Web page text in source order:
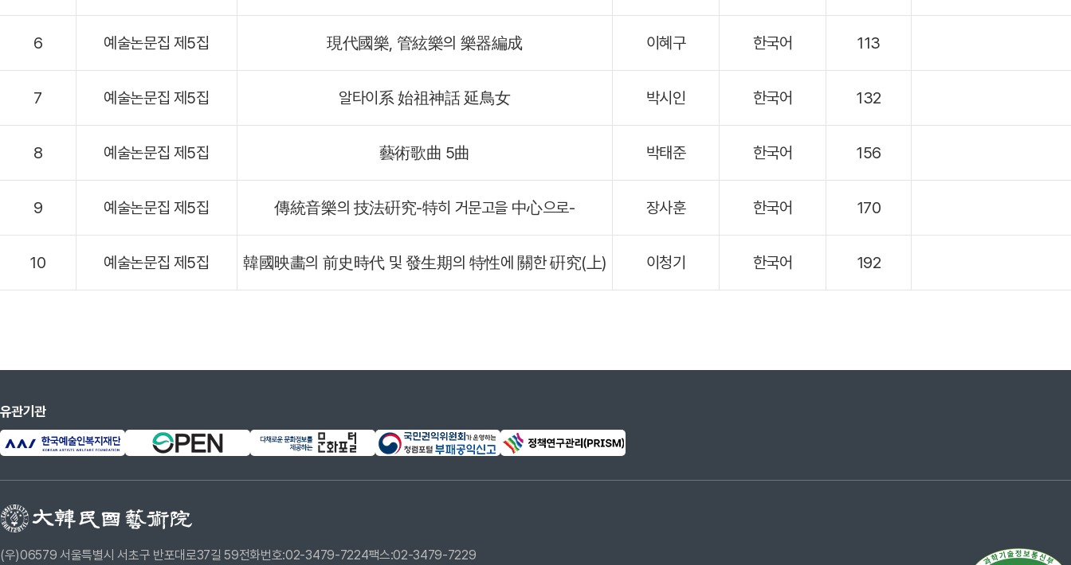
6 예술논문집 제5집 現代國樂, 管絃樂의 樂器編成 이혜구 한국어 113
7 예술논문집 제5집 알타이系 始祖神話 延鳥女 박시인 한국어 132
8 예술논문집 제5집 藝術歌曲 5曲 박태준 한국어 156
9 예술논문집 제5집 傳統音樂의 技法硏究-特히 거문고을 中心으로- 장사훈 한국어 170
10 예술논문집 제5집 韓國映畵의 前史時代 및 發生期의 特性에 關한 硏究(上) 이청기 한국어 192
유관기관
(우)06579 서울특별시 서초구 반포대로37길 59전화번호:02-3479-7224팩스:02-3479-7229